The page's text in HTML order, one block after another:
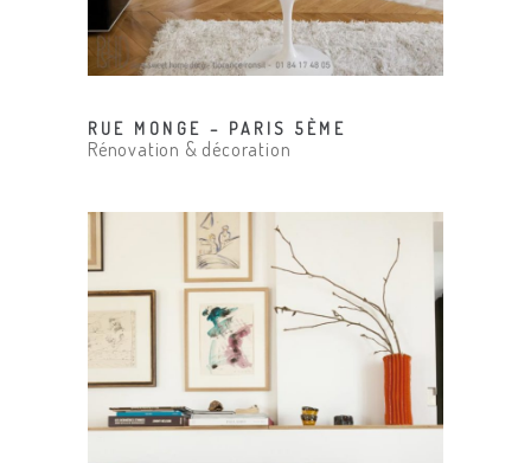
RUE MONGE – PARIS 5ÈME
Rénovation & décoration